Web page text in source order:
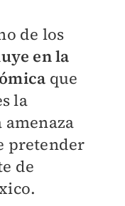
de los
en la
que
la
pretender
de